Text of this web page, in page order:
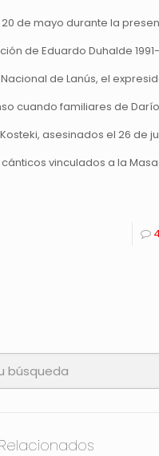
de mayo durante la
de Eduardo Duhalde
de Lanús, el
cuando familiares de
asesinados el 26 de
vinculados a la
4